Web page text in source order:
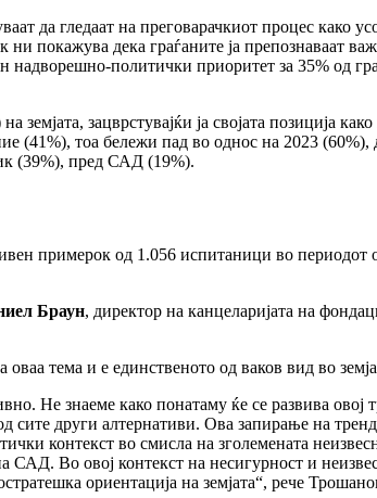
да гледаат на преговарачкиот процес како
покажува дека граѓаните ја препознаваат
политички приоритет за 35% од
зацврстувајќи ја својата позиција
(41%), тоа бележи пад во однос на 2023 (60%),
(39%), пред САД (19%).
примерок од 1.056 испитаници во периодот
Браун, директор на канцеларијата на
тема и е единственото од ваков вид во
Не знаеме како понатаму ќе се развива овој
сите други алтернативи. Ова запирање на
контекст во смисла на зголемената
Во овој контекст на несигурност и
ориентација на земјата“, рече